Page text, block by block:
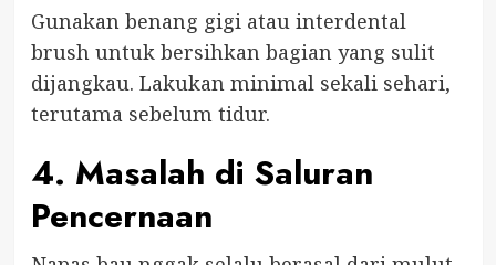
Gunakan benang gigi atau interdental
brush untuk bersihkan bagian yang sulit
dijangkau. Lakukan minimal sekali sehari,
terutama sebelum tidur.
4. Masalah di Saluran
Pencernaan